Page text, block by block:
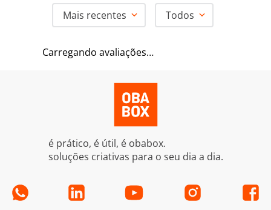
Mais recentes Todos
Carregando avaliações…
é prático, é útil, é obabox.
soluções criativas para o seu dia a dia.